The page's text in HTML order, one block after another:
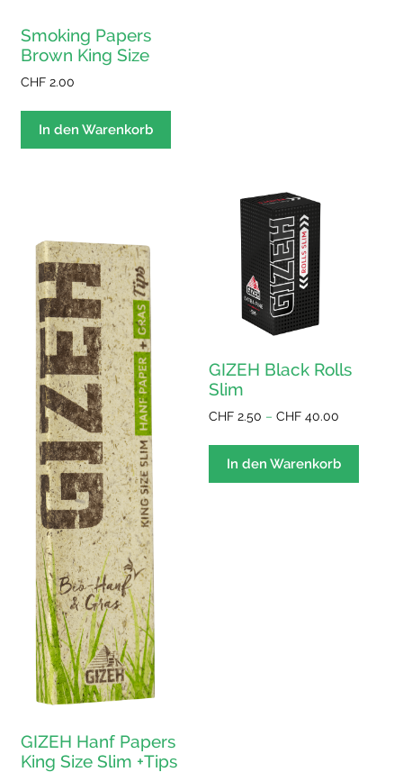
Smoking Papers
Brown King Size
CHF 2.00
In den Warenkorb
GIZEH Hanf Papers
King Size Slim +Tips
GIZEH Black Rolls
Slim
CHF 2.50 –CHF 40.00
CHF 40.00
In den Warenkorb
Dieses
weist